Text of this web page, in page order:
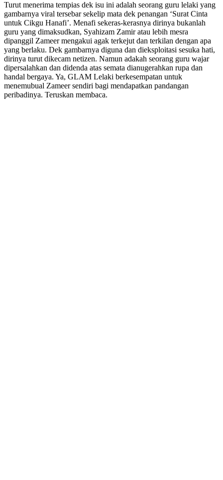
Turut menerima tempias dek isu ini adalah seorang guru lelaki yang
gambarnya viral tersebar sekelip mata dek penangan ‘Surat Cinta
untuk Cikgu Hanafi’. Menafi sekeras-kerasnya dirinya bukanlah
guru yang dimaksudkan, Syahizam Zamir atau lebih mesra
dipanggil Zameer mengakui agak terkejut dan terkilan dengan apa
yang berlaku. Dek gambarnya diguna dan dieksploitasi sesuka hati,
dirinya turut dikecam netizen. Namun adakah seorang guru wajar
dipersalahkan dan didenda atas semata dianugerahkan rupa dan
handal bergaya. Ya, GLAM Lelaki berkesempatan untuk
menemubual Zameer sendiri bagi mendapatkan pandangan
peribadinya. Teruskan membaca.